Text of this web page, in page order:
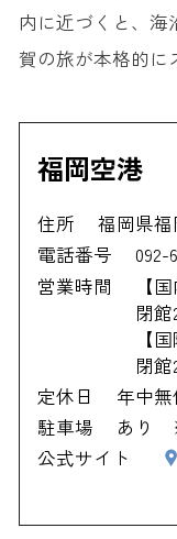
内に近づくと、
賀の旅が本格的に
福岡空港
住所 福岡県福
電話番号
092-
営業時間
【
閉館
【
閉館
定休日
年中無
駐車場
あり
公式サイト